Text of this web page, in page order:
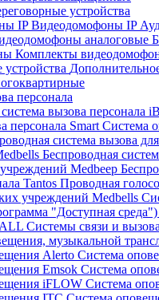
устройства
IPВидеодомофоны IP
аналоговые
Комплекты
персонала
вызова персонала
персонала Smart Система
система вызова
Беспроводная
Medbeep
Tantos Проводная
учреждений Medbells
"Доступная среда")
Системы связи и
музыкальной
Alerto Система
Emsok Система
iFLOW Система